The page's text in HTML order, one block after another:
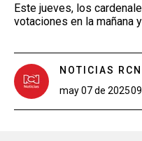
Este jueves, los
votaciones en la mañana
NOTICIAS RCN
may 07 de 2025